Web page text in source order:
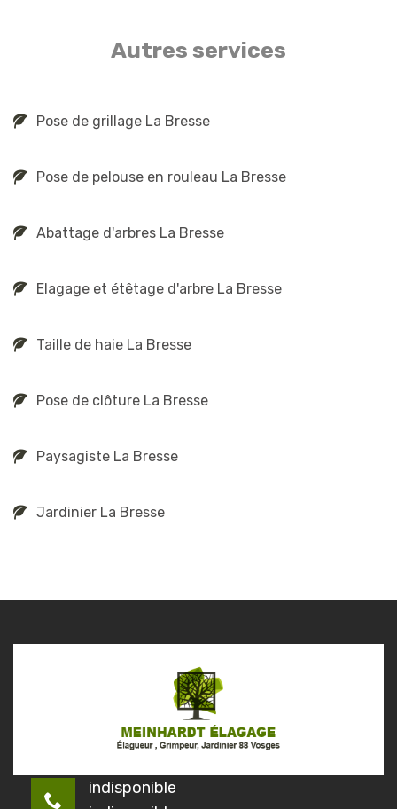
Autres services
Pose de grillage La Bresse
Pose de pelouse en rouleau La Bresse
Abattage d'arbres La Bresse
Elagage et étêtage d'arbre La Bresse
Taille de haie La Bresse
Pose de clôture La Bresse
Paysagiste La Bresse
Jardinier La Bresse
indisponible